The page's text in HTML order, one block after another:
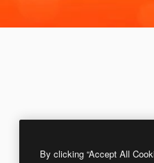
By clicking “Accept All